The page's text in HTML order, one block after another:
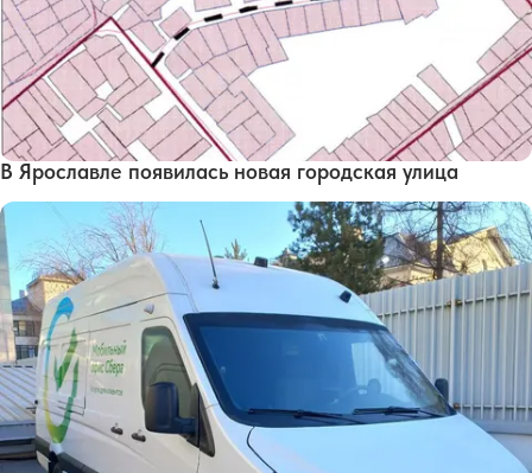
В Ярославле появилась новая городская улица